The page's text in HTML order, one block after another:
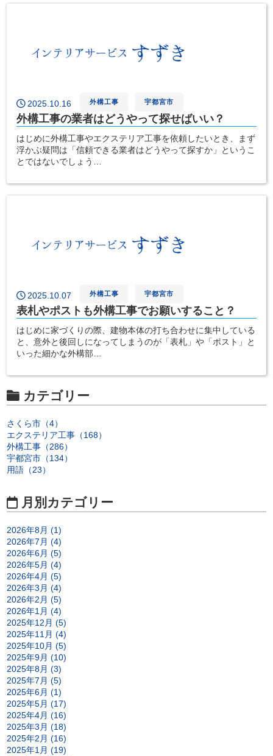
2025.10.16 外構工事 宇都宮市
外構工事の業者はどうやって探せばいい？
はじめに外構工事やエクステリア工事を依頼したいとき、まず
浮かぶ疑問は「信頼できる業者はどうやって探すか」というこ
とではないでしょう…
2025.10.07 外構工事 宇都宮市
表札やポストも外構工事でお願いすること？
はじめに家づくりの際、建物本体の打ち合わせに集中している
と、意外と後回しになってしまうのが「表札」や「ポスト」と
いった細かな外構部…
カテゴリー
さくら市（4）
エクステリア工事（168）
外構工事（286）
宇都宮市（134）
用語（23）
月別カテゴリー
2026年8月 (1)
2026年7月 (4)
2026年6月 (5)
2026年5月 (4)
2026年4月 (5)
2026年3月 (4)
2026年2月 (5)
2026年1月 (4)
2025年12月 (5)
2025年11月 (4)
2025年10月 (5)
2025年9月 (10)
2025年8月 (3)
2025年7月 (5)
2025年6月 (1)
2025年5月 (17)
2025年4月 (16)
2025年3月 (18)
2025年2月 (16)
2025年1月 (19)